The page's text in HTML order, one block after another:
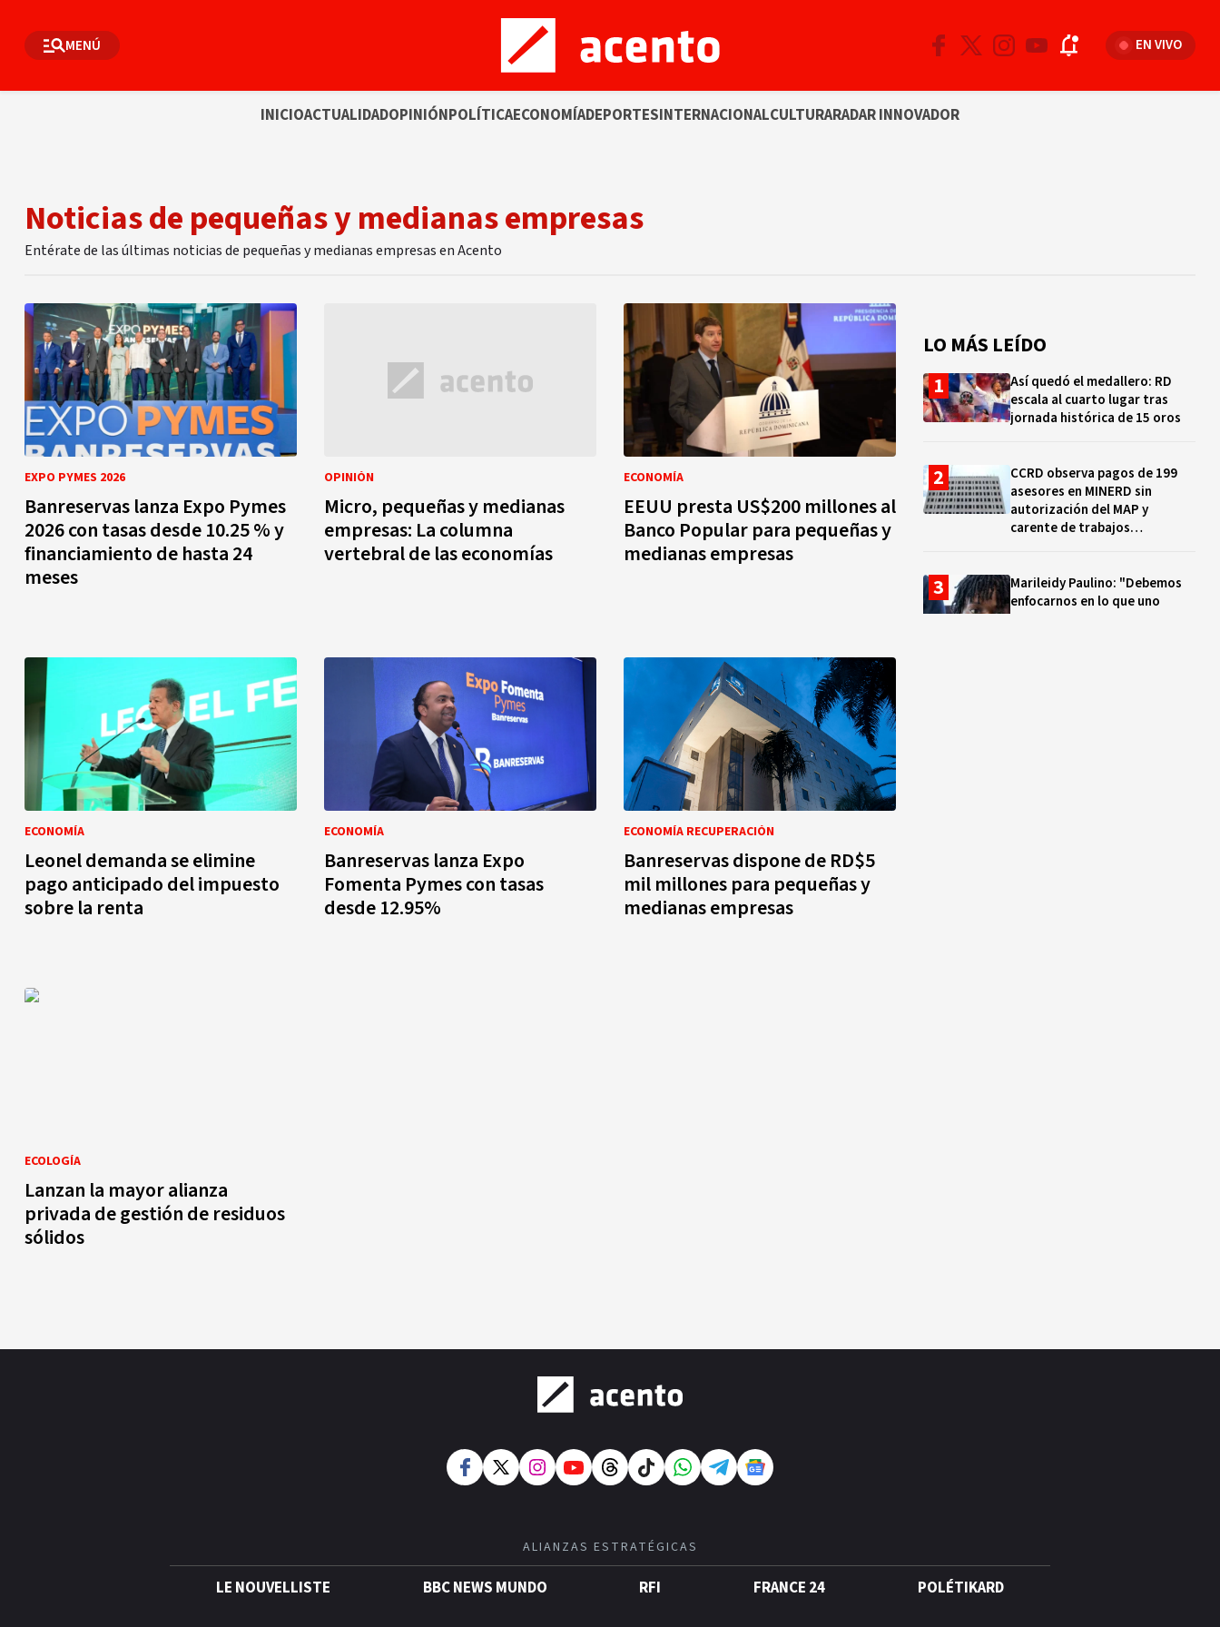
MENÚ EN VIVO
INICIOACTUALIDADOPINIÓNPOLÍTICAECONOMÍADEPORTESINTERNACIONALCULTURARADAR INNOVADOR
Noticias de pequeñas y medianas empresas
Entérate de las últimas noticias de pequeñas y medianas empresas en Acento
EXPO PYMES 2026
Banreservas lanza Expo Pymes
2026 con tasas desde 10.25 % y
financiamiento de hasta 24
meses
OPINIÓN
Micro, pequeñas y medianas
empresas: La columna
vertebral de las economías
ECONOMÍA
EEUU presta US$200 millones al
Banco Popular para pequeñas y
medianas empresas
ECONOMÍA
Leonel demanda se elimine
pago anticipado del impuesto
sobre la renta
ECONOMÍA
Banreservas lanza Expo
Fomenta Pymes con tasas
desde 12.95%
ECONOMÍA RECUPERACIÓN
Banreservas dispone de RD$5
mil millones para pequeñas y
medianas empresas
ECOLOGÍA
Lanzan la mayor alianza
privada de gestión de residuos
sólidos
LO MÁS LEÍDO
Así quedó el medallero: RD
escala al cuarto lugar tras
jornada histórica de 15 oros
CCRD observa pagos de 199
asesores en MINERD sin
autorización del MAP y
carente de trabajos
Marileidy Paulino: "Debemos
enfocarnos en lo que uno
ALIANZAS ESTRATÉGICAS
LE NOUVELLISTE BBC NEWS MUNDO RFI FRANCE 24 POLÉTIKARD